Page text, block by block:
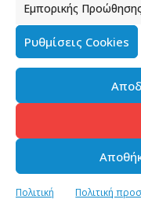
Εμπορικής Προώθησης
Ρυθμίσεις Cookies
Πολιτική
Πολιτική
SHARE